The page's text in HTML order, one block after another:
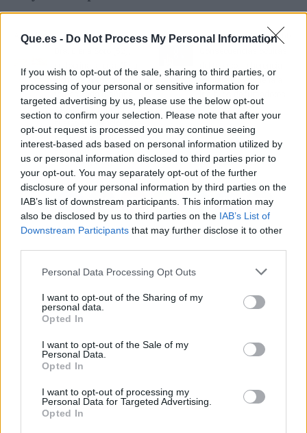
Que.es - Do Not Process My Personal Information
If you wish to opt-out of the sale, sharing to third parties, or
processing of your personal or sensitive information for
targeted advertising by us, please use the below opt-out
section to confirm your selection. Please note that after your
opt-out request is processed you may continue seeing
interest-based ads based on personal information utilized by
us or personal information disclosed to third parties prior to
your opt-out. You may separately opt-out of the further
disclosure of your personal information by third parties on the
IAB’s list of downstream participants. This information may
also be disclosed by us to third parties on the IAB’s List of
Downstream Participants that may further disclose it to other
Personal Data Processing Opt Outs
I want to opt-out of the Sharing of my
personal data.
Opted In
I want to opt-out of the Sale of my
Personal Data.
Opted In
I want to opt-out of processing my
Personal Data for Targeted Advertising.
Opted In
Artículo anterior
leche de avena que
tomas cada mañana
está inflamando tu
cuerpo en silencio. Este
es el aditivo culpable que
Artículo siguiente
epigenética condena a